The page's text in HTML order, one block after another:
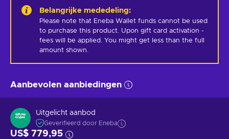
Belangrijke mededeling:
Please note that Eneba Wallet funds cannot be used
to purchase this product. Upon gift card activation -
fees will be applied. You might get less than the full
amount shown.
Aanbevolen aanbiedingen
Uitgelicht aanbod
Geverifieerd door Eneba
US$ 779,95